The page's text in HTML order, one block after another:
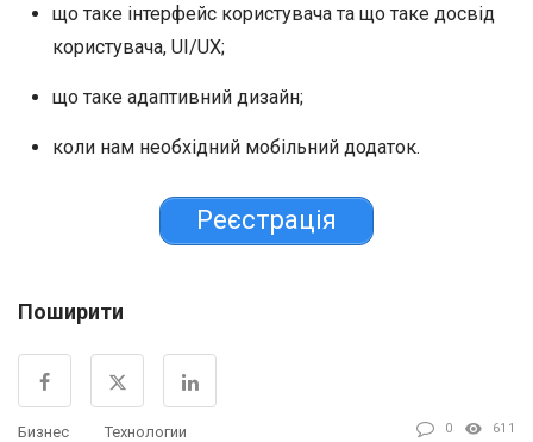
що таке інтерфейс користувача та що таке досвід
користувача, UI/UX;
що таке адаптивний дизайн;
коли нам необхідний мобільний додаток.
Реєстрація
Поширити
Бизнес Технологии 0 611